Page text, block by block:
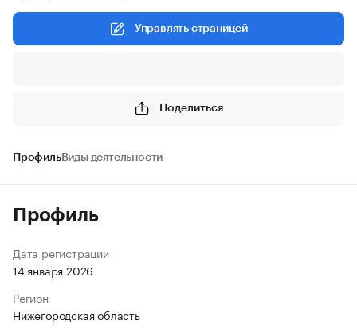
Управлять страницей
Поделиться
ПрофильВиды деятельности
Профиль
Дата регистрации
14 января 2026
Регион
Нижегородская область